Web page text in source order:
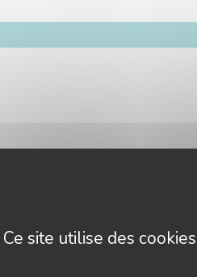
Ce site utilise des